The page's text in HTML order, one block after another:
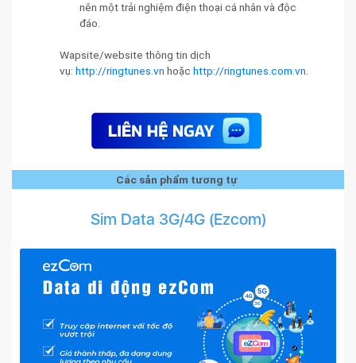
nên một trải nghiệm điện thoại cá nhân và độc
đáo.
Wapsite/website thông tin dịch
vụ: http://ringtunes.vn hoặc http://ringtunes.com.vn
Các sản phẩm tương tự
Sim Data 3G/4G (Ezcom)